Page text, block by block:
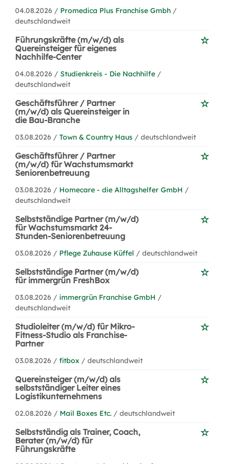
04.08.2026 / Promedica Plus Franchise Gmbh /
deutschlandweit
Führungskräfte (m/w/d) als
Quereinsteiger für eigenes
Nachhilfe-Center
04.08.2026 / Studienkreis - Die Nachhilfe /
deutschlandweit
Geschäftsführer / Partner
(m/w/d) als Quereinsteiger in
die Bau-Branche
03.08.2026 / Town & Country Haus / deutschlandweit
Geschäftsführer / Partner
(m/w/d) für Wachstumsmarkt
Seniorenbetreuung
03.08.2026 / Homecare - die Alltagshelfer GmbH /
deutschlandweit
Selbstständige Partner (m/w/d)
für Wachstumsmarkt 24-
Stunden-Seniorenbetreuung
03.08.2026 / Pflege Zuhause Küffel / deutschlandweit
Selbstständige Partner (m/w/d)
für immergrün FreshBox
03.08.2026 / immergrün Franchise GmbH /
deutschlandweit
Studioleiter (m/w/d) für Mikro-
Fitness-Studio als Franchise-
Partner
03.08.2026 / fitbox / deutschlandweit
Quereinsteiger (m/w/d) als
selbstständiger Leiter eines
Logistikunternehmens
02.08.2026 / Mail Boxes Etc. / deutschlandweit
Selbstständig als Trainer, Coach,
Berater (m/w/d) für
Führungskräfte